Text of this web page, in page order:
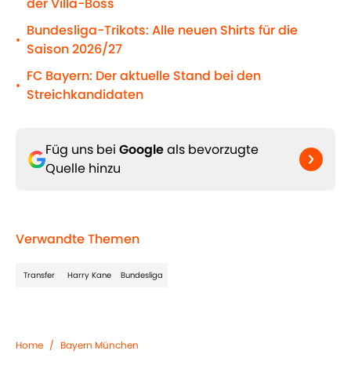
der Villa-Boss
•
Bundesliga-Trikots: Alle neuen Shirts für die
Saison 2026/27
•
FC Bayern: Der aktuelle Stand bei den
Streichkandidaten
Füg uns bei Googleals bevorzugte
Quelle hinzu
Verwandte Themen
Transfer Harry Kane Bundesliga
Home / Bayern München